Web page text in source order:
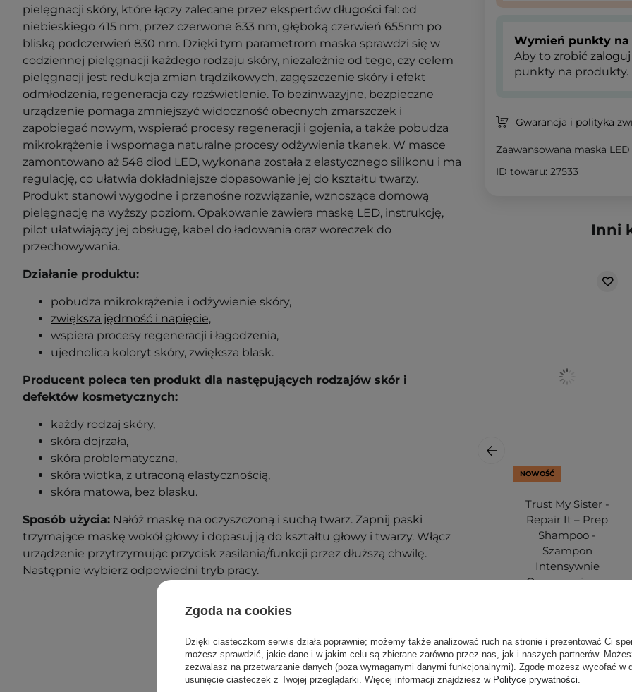
pielęgnacji skóry, które łączy zalecane przez ekspertów długości fal: od
niebieskiego 415 nm, przez czerwone 633 nm, głęboką czerwień 655nm po
bliską podczerwień 830 nm. Dzięki tym parametrom maska sprawdzi się w
codziennej pielęgnacji każdego rodzaju skóry, niezależnie od tego, czy celem
pielęgnacji jest redukcja zmian trądzikowych, zagęszczenie skóry i efekt
odmłodzenia, regeneracja czy rozświetlenie. To bezinwazyjne, bezpieczne
urządzenie pomaga zmniejszyć widoczność obecnych zmarszczek i
zapobiegać nowym, wspierać procesy regeneracji i gojenia, a także pobudza
mikrokrążenie i wspomaga naturalne procesy odżywienia tkanek. W masce
zamontowano aż 548 diod LED, wykonana została z elastycznego silikonu i ma
regulację, co ułatwia dokładniejsze dopasowanie jej do kształtu twarzy.
Produkt stanowi wygodne i przenośne rozwiązanie, wznoszące domową
pielęgnację na wyższy poziom. Opakowanie zawiera maskę LED, instrukcję,
pilot ułatwiający jej obsługę, kabel do ładowania oraz woreczek do
przechowywania.
Działanie produktu:
pobudza mikrokrążenie i odżywienie skóry,
zwiększa jędrność i napięcie,
wspiera procesy regeneracji i łagodzenia,
ujednolica koloryt skóry, zwiększa blask.
Producent poleca ten produkt dla następujących rodzajów skór i
defektów kosmetycznych:
każdy rodzaj skóry,
skóra dojrzała,
skóra problematyczna,
skóra wiotka, z utraconą elastycznością,
skóra matowa, bez blasku.
Sposób użycia: Nałóż maskę na oczyszczoną i suchą twarz. Zapnij paski
trzymające maskę wokół głowy i dopasuj ją do kształtu głowy i twarzy. Włącz
urządzenie przytrzymując przycisk zasilania/funkcji przez dłuższą chwilę.
Następnie wybierz odpowiedni tryb pracy.
Wymień punkty na
Aby to zrobić zaloguj
punkty na produkty.
Gwarancja i polityka
Zaawansowana maska LED
ID towaru: 27533
Inni
NOWOŚĆ
Trust My Sister -
Repair It – Prep
Shampoo -
Szampon
Intensywnie
Oczyszczający -
34,99 zł
Zgoda na cookies
Dzięki ciasteczkom serwis działa poprawnie; możemy także analizować ruch na stronie i prezentować Ci
możesz sprawdzić, jakie dane i w jakim celu są zbierane zarówno przez nas, jak i naszych partnerów.
zezwalasz na przetwarzanie danych (poza wymaganymi danymi funkcjonalnymi). Zgodę możesz wycofać w
usunięcie ciasteczek z Twojej przeglądarki. Więcej informacji znajdziesz w Polityce prywatności.